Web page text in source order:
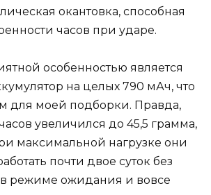
окантовка, способная
часов при ударе.
особенностью является
на целых 790 мАч, что
для моей подборки. Правда,
увеличился до 45,5 грамма,
максимальной нагрузке они
почти двое суток без
режиме ожидания и вовсе